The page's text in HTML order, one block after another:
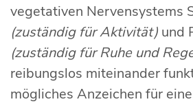
vegetativen Nervensystems
(zuständig für Aktivität) und
(zuständig für Ruhe und
reibungslos miteinander
mögliches Anzeichen für